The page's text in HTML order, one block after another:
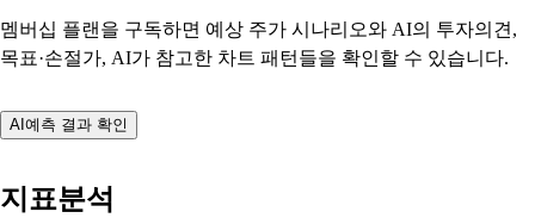
멤버십 플랜을 구독하면 예상 주가 시나리오와 AI의 투자의견,
목표·손절가, AI가 참고한 차트 패턴들을 확인할 수 있습니다.
AI예측 결과 확인
지표분석